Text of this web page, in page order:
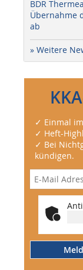
BDR
Übernahme
ab
» Weitere
✓ Einmal
✓ Heft-
✓ Bei
kündigen.